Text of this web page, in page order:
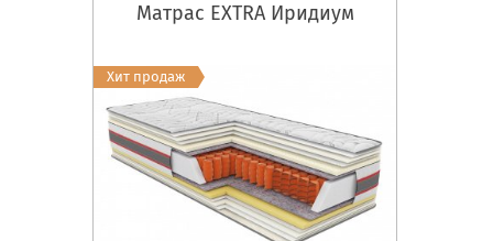
Матрас EXTRA Иридиум
Хит продаж